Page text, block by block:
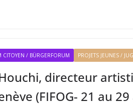
CITOYEN / BÜRGERFORUM PROJETS JEUNES /
directeur
(FIFOG- 21 au